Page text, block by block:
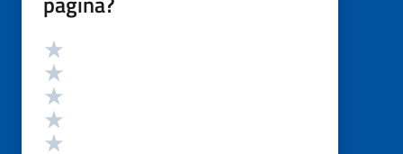
Valutazione